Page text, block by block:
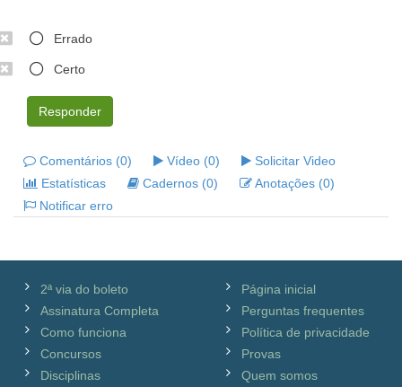
Errado
Certo
Responder
Comentários (0) Vídeo (0)
Solicitar Video
Estatísticas
Cadernos (0)
Anotações (0)
Notificar erro
2ª via do boleto
Assinatura Completa
Como funciona
Concursos
Disciplinas
Página inicial
Perguntas frequentes
Política de privacidade
Provas
Quem somos